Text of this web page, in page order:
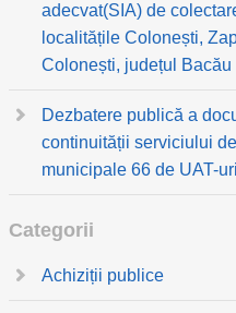
adecvat(SIA) de
localitățile Colonești,
Colonești, județul Bacău
Dezbatere publică a
continuității serviciului
municipale 66 de UAT-uri
Categorii
Achiziții publice